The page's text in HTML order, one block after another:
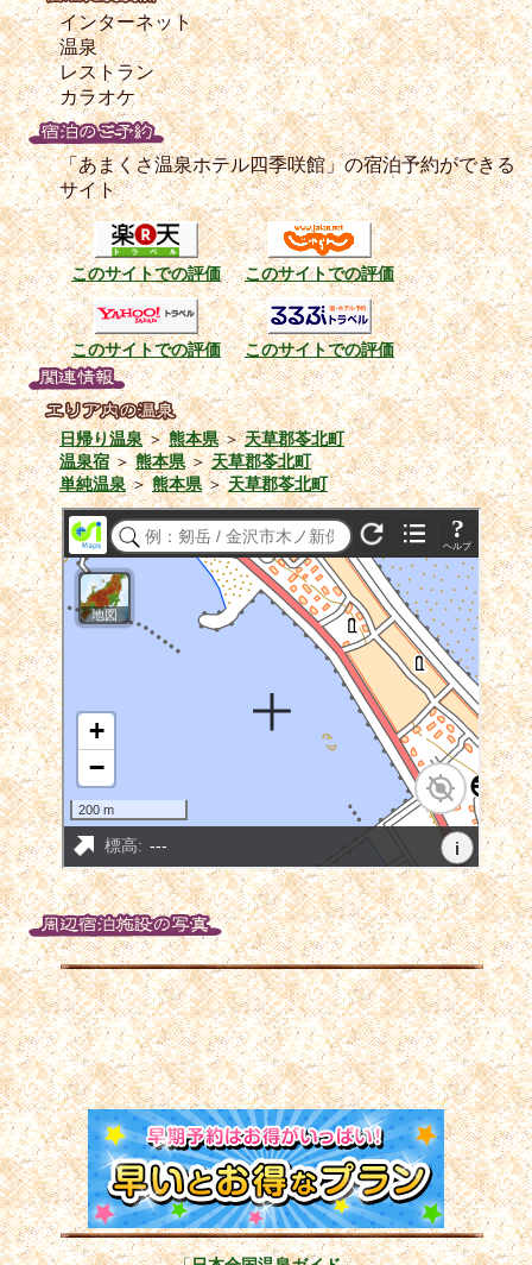
インターネット
温泉
レストラン
カラオケ
「あまくさ温泉ホテル四季咲館」の宿泊予約ができる
サイト
このサイトでの評価 このサイトでの評価
このサイトでの評価 このサイトでの評価
日帰り温泉＞熊本県＞天草郡苓北町
温泉宿＞熊本県＞天草郡苓北町
単純温泉＞熊本県＞天草郡苓北町